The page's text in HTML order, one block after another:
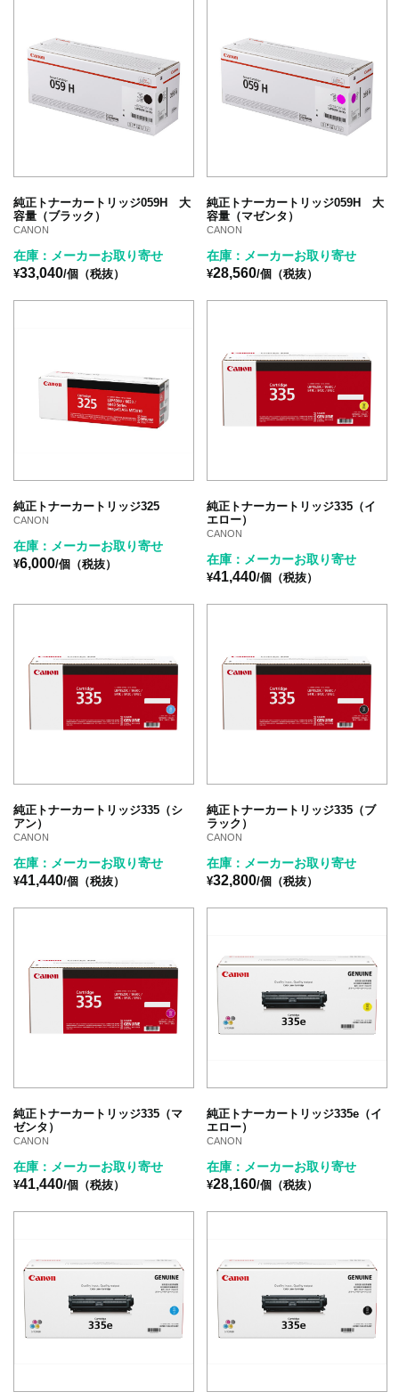
純正トナーカートリッジ059H 大
容量（ブラック）
CANON
在庫：メーカーお取り寄せ
¥33,040/個（税抜）
純正トナーカートリッジ059H 大
容量（マゼンタ）
CANON
在庫：メーカーお取り寄せ
¥28,560/個（税抜）
純正トナーカートリッジ325
CANON
在庫：メーカーお取り寄せ
¥6,000/個（税抜）
純正トナーカートリッジ335（イ
エロー）
CANON
在庫：メーカーお取り寄せ
¥41,440/個（税抜）
純正トナーカートリッジ335（シ
アン）
CANON
在庫：メーカーお取り寄せ
¥41,440/個（税抜）
純正トナーカートリッジ335（ブ
ラック）
CANON
在庫：メーカーお取り寄せ
¥32,800/個（税抜）
純正トナーカートリッジ335（マ
ゼンタ）
CANON
在庫：メーカーお取り寄せ
¥41,440/個（税抜）
純正トナーカートリッジ335e（イ
エロー）
CANON
在庫：メーカーお取り寄せ
¥28,160/個（税抜）